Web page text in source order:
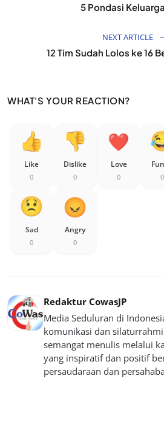
5 Pondasi
NEXT ARTICLE
12 Tim Sudah Lolos ke 16
WHAT'S YOUR REACTION?
Like
0
Dislike
0
Love
0 0
Sad
0
Angry
0
Redaktur CowasJP
Media Seduluran di
komunikasi dan
semangat menulis melalui
yang inspiratif dan positif
persaudaraan dan